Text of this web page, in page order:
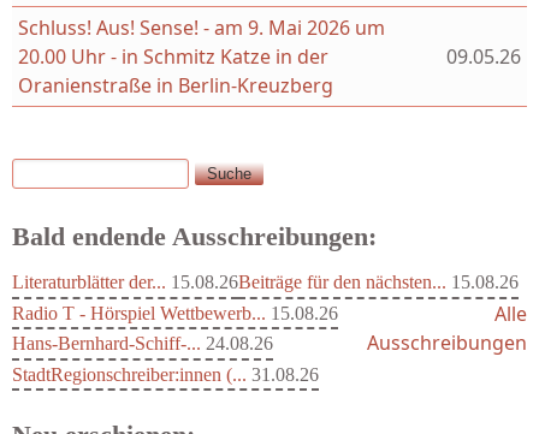
Schluss! Aus! Sense! - am 9. Mai 2026 um
20.00 Uhr - in Schmitz Katze in der
Oranienstraße in Berlin-Kreuzberg
09.05.26
Suchformular
Suche
Bald endende Ausschreibungen:
Literaturblätter der... 15.08.26Beiträge für den nächsten... 15.08.26
Radio T - Hörspiel Wettbewerb... 15.08.26
Hans-Bernhard-Schiff-... 24.08.26
StadtRegionschreiber:innen (... 31.08.26
Alle
Ausschreibungen